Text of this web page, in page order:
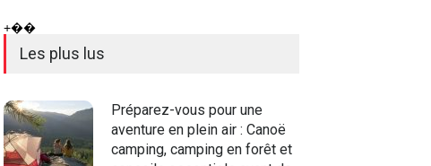
+��
Les plus lus
Préparez-vous pour une
aventure en plein air : Canoë
camping, camping en forêt et